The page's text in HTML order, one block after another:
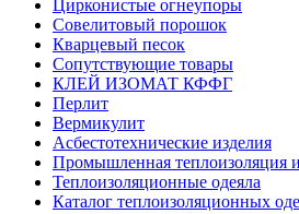
Цирконистые огнеупоры
Совелитовый порошок
Кварцевый песок
Сопутствующие товары
КЛЕЙ ИЗОМАТ КФФГ
Перлит
Вермикулит
Асбесто­технические изделия
Промышленная теплоизоляция
Теплоизоляционные одеяла
Каталог теплоизоляционных